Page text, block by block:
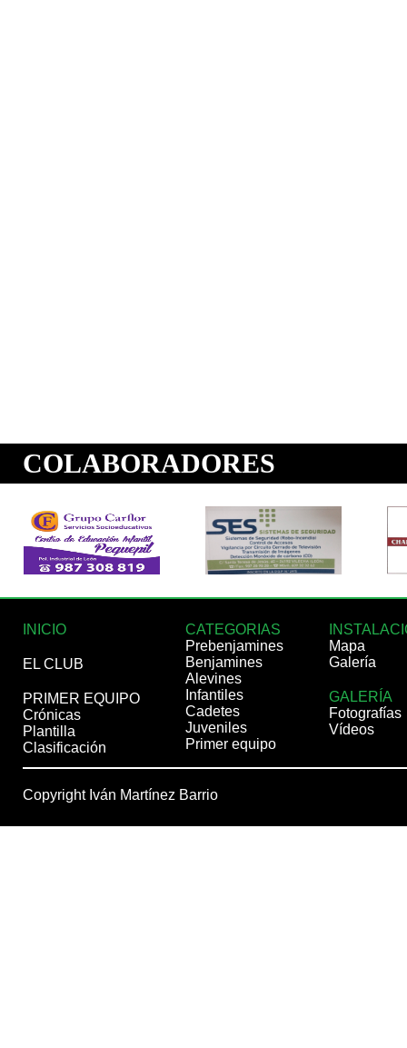
INICIO
EL CLUB
PRIMER EQUIPO
Crónicas
Plantilla
Clasificación
CATEGORIAS
Prebenjamines
Benjamines
Alevines
Infantiles
Cadetes
Juveniles
Primer equipo
Mapa
Galería
GALERÍA
Fotografías
Vídeos
Copyright Iván Martínez Barrio